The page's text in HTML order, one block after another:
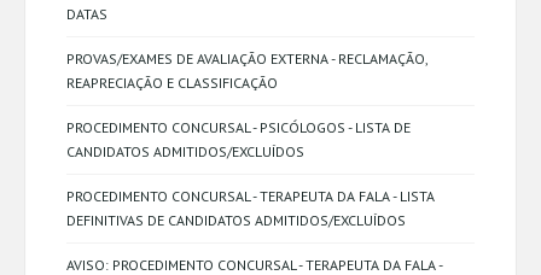
DATAS
PROVAS/EXAMES DE AVALIAÇÃO EXTERNA - RECLAMAÇÃO,
REAPRECIAÇÃO E CLASSIFICAÇÃO
PROCEDIMENTO CONCURSAL - PSICÓLOGOS - LISTA DE
CANDIDATOS ADMITIDOS/EXCLUÍDOS
PROCEDIMENTO CONCURSAL - TERAPEUTA DA FALA - LISTA
DEFINITIVAS DE CANDIDATOS ADMITIDOS/EXCLUÍDOS
AVISO: PROCEDIMENTO CONCURSAL - TERAPEUTA DA FALA -